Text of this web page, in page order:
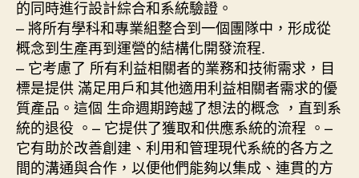
的同時進行設計綜合和系統驗證。
– 將所有學科和專業組整合到一個團隊中，形成從
概念到生產再到運營的結構化開發流程.
– 它考慮了 所有利益相關者的業務和技術需求，目
標是提供 滿足用戶和其他適用利益相關者需求的優
質產品。這個 生命週期跨越了想法的概念 ，直到系
統的退役 。– 它提供了獲取和供應系統的流程 。–
它有助於改善創建、利用和管理現代系統的各方之
間的溝通與合作，以便他們能夠以集成、連貫的方